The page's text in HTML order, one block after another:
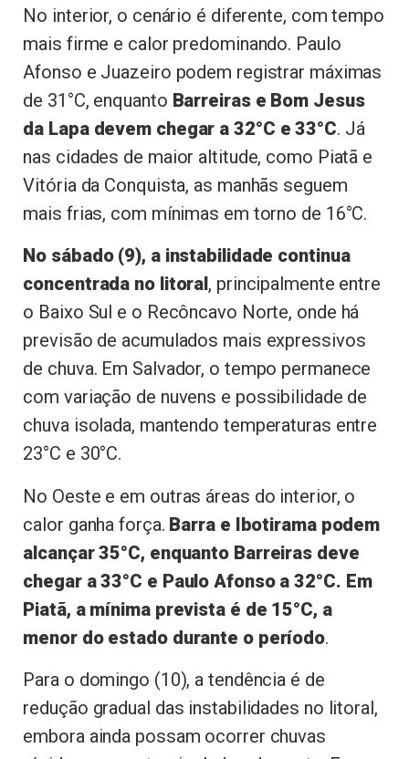
No interior, o cenário é diferente, com tempo
mais firme e calor predominando. Paulo
Afonso e Juazeiro podem registrar máximas
de 31°C, enquanto Barreiras e Bom Jesus
da Lapa devem chegar a 32°C e 33°C. Já
nas cidades de maior altitude, como Piatã e
Vitória da Conquista, as manhãs seguem
mais frias, com mínimas em torno de 16°C.
No sábado (9), a instabilidade continua
concentrada no litoral , principalmente entre
o Baixo Sul e o Recôncavo Norte, onde há
previsão de acumulados mais expressivos
de chuva. Em Salvador, o tempo permanece
com variação de nuvens e possibilidade de
chuva isolada, mantendo temperaturas entre
23°C e 30°C.
No Oeste e em outras áreas do interior, o
calor ganha força. Barra e Ibotirama podem
alcançar 35°C, enquanto Barreiras deve
chegar a 33°C e Paulo Afonso a 32°C. Em
Piatã, a mínima prevista é de 15°C, a
menor do estado durante o período.
Para o domingo (10), a tendência é de
redução gradual das instabilidades no litoral,
embora ainda possam ocorrer chuvas